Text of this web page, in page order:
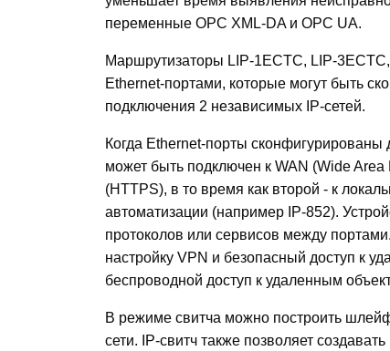
переменные OPC XML-DA и OPC UA.
Маршрутизаторы LIP-1ECTC, LIP-
Ethernet-портами, которые могут быть
подключения 2 независимых IP-сетей.
Когда Ethernet-порты
может быть подключен к WAN (Wide
(HTTPS), в то время как второй - к
автоматизации (например IP-852).
протоколов или сервисов между
настройку VPN и безопасный доступ к
беспроводной доступ к удаленным
В режиме свитча можно построить
сети. IP-свитч также позволяет